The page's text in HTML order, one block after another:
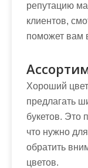
репутацию
клиентов,
поможет вам
Хороший
предлагать
букетов. Это
что нужно
обратить
цветов.